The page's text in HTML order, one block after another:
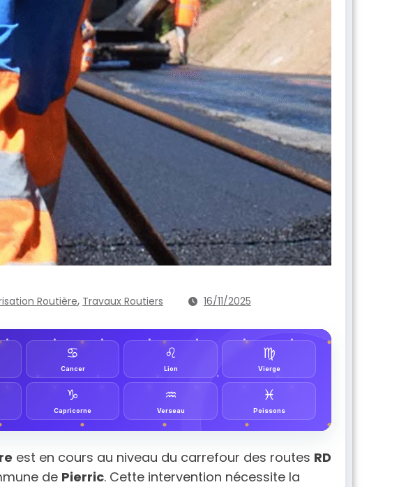
Routière, Travaux Routiers 16/11/2025
♋︎
Cancer
♌︎
Lion
♍︎
Vierge
♑︎
Capricorne
♒︎
Verseau
♓︎
Poissons
est en cours au niveau du carrefour des routes RD
de Pierric. Cette intervention nécessite la